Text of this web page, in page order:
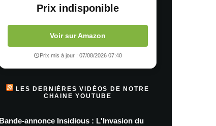
Prix indisponible
Voir sur Amazon
Prix mis à jour : 07/08/2026 07:40
LES DERNIÈRES VIDÉOS DE NOTRE
CHAINE YOUTUBE
Bande-annonce Insidious : L'Invasion du